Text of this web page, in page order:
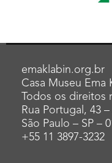
emaklabin.org.br
Casa Museu Ema
Todos os direitos
Rua Portugal, 43
São Paulo – SP –
+55 11 3897-3232